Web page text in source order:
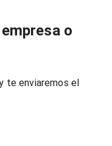
o
te enviaremos el